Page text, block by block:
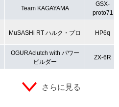
Team KAGAYAMA
GSX-
proto71
MuSASHi RT ハルク・プロ HP6q
OGURAclutch with パワー
ビルダー
ZX-6R
さらに見る